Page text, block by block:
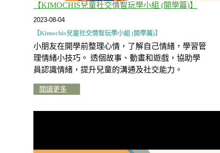
【KIMOCHIS兒童社交情智玩學小組 (開學篇)】
2023-08-04
【Kimochis兒童社交情智玩學小組 (開學篇)】
小朋友在開學前整理心情，了解自己情緒，學習管
理情緒小技巧。 透個故事、動畫和遊戲，協助學
員認識情緒，提升兒童的溝通及社交能力。
閱讀更多